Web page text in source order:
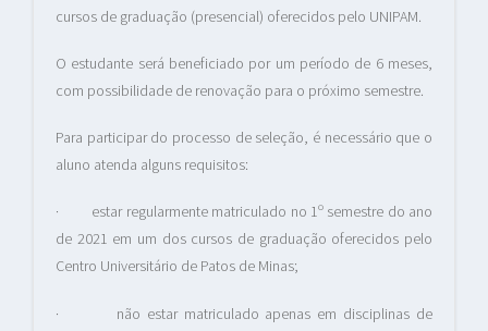
cursos de graduação (presencial) oferecidos pelo UNIPAM.
O estudante será beneficiado por um período de 6 meses,
com possibilidade de renovação para o próximo semestre.
Para participar do processo de seleção, é necessário que o
aluno atenda alguns requisitos:
· estar regularmente matriculado no 1º semestre do ano
de 2021 em um dos cursos de graduação oferecidos pelo
Centro Universitário de Patos de Minas;
· não estar matriculado apenas em disciplinas de